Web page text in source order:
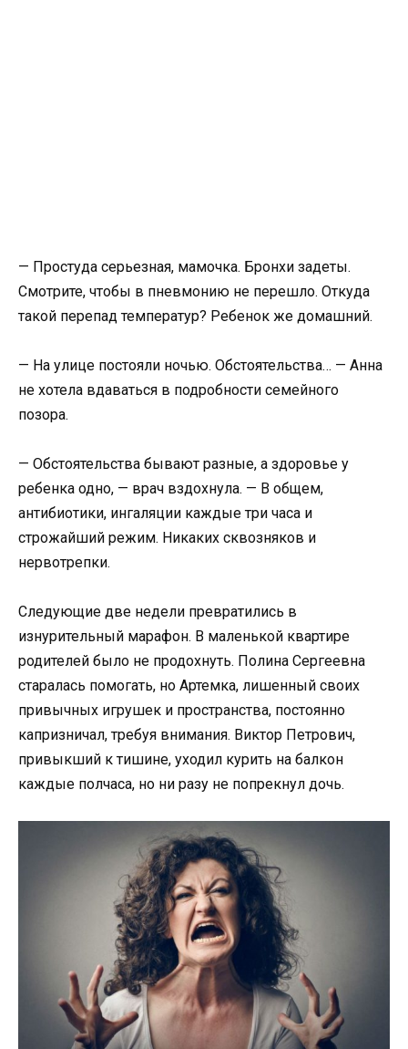
— Простуда серьезная, мамочка. Бронхи задеты.
Смотрите, чтобы в пневмонию не перешло. Откуда
такой перепад температур? Ребенок же домашний.
— На улице постояли ночью. Обстоятельства… — Анна
не хотела вдаваться в подробности семейного
позора.
— Обстоятельства бывают разные, а здоровье у
ребенка одно, — врач вздохнула. — В общем,
антибиотики, ингаляции каждые три часа и
строжайший режим. Никаких сквозняков и
нервотрепки.
Следующие две недели превратились в
изнурительный марафон. В маленькой квартире
родителей было не продохнуть. Полина Сергеевна
старалась помогать, но Артемка, лишенный своих
привычных игрушек и пространства, постоянно
капризничал, требуя внимания. Виктор Петрович,
привыкший к тишине, уходил курить на балкон
каждые полчаса, но ни разу не попрекнул дочь.